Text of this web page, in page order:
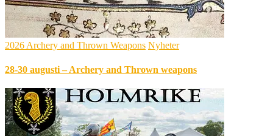
2026 Archery and Thrown Weapons Nyheter
28-30 augusti – Archery and Thrown weapons